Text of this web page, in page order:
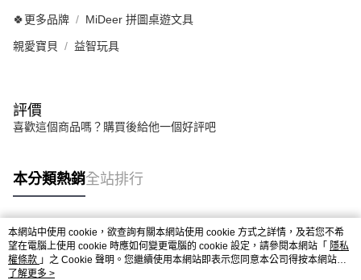
🍀更多品牌 MiDeer 拼圖桌遊文具
親愛寶貝 益智玩具
評價
喜歡這個商品嗎？購買後給他一個好評吧
本分類熱銷全站排行
熱門標籤
本網站中使用 cookie，欲查詢有關本網站使用 cookie 方式之詳情，及若您不希
望在電腦上使用 cookie 時應如何變更電腦的 cookie 設定，請參閱本網站「 隱私
權條款 」之 Cookie 聲明。您繼續使用本網站即表示您同意本公司得按本網站使
用條款之 Cookie 聲明使用 cookie。
了解更多 >